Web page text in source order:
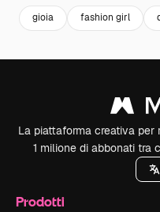
gioia fashion girl
La piattaforma creativa per
1 milione di abbonati tra
Prodotti